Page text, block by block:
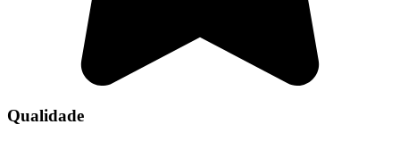
Qualidade